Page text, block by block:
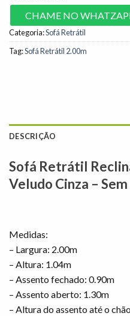
CHAME NO
Categoria:Sofá Retrátil
Tag:Sofá Retrátil 2.00m
DESCRIÇÃO
Sofá Retrátil
Veludo Cinza –
Medidas:
– Largura: 2.00m
– Altura: 1.04m
– Assento fechado: 0.90m
– Assento aberto: 1.30m
– Altura do assento até o